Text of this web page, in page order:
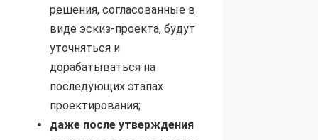
решения, согласованные в
виде эскиз-проекта, будут
уточняться и
дорабатываться на
последующих этапах
проектирования;
даже после утверждения